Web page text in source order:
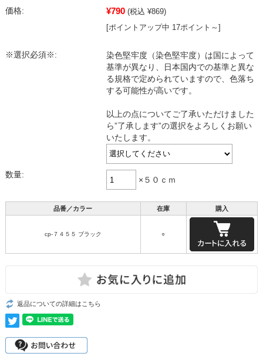
価格: ¥790 (税込 ¥869)
[ポイントアップ中 17ポイント～]
※選択必須※:
染色堅牢度（染色堅牢度）は国によって
基準が異なり、日本国内での基準と異な
る規格で定められていますので、色落ち
する可能性が高いです。
以上の点についてご了承いただけました
ら”了承します”の選択をよろしくお願い
いたします。
数量:
×５０ｃｍ
品番／カラー 在庫 購入
cp-７４５５ ブラック ○
返品についての詳細はこちら